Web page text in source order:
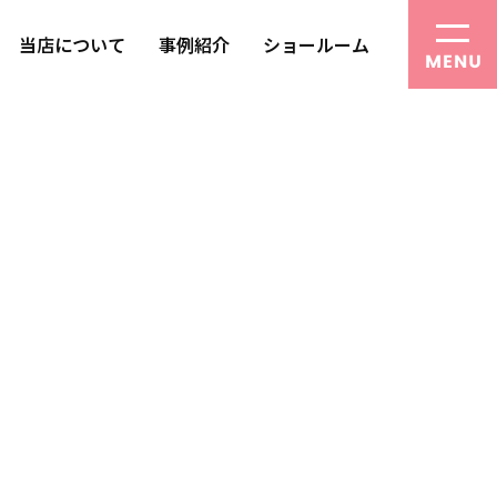
当店について 事例紹介 ショールーム